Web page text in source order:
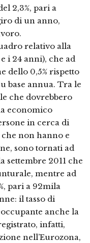
2,3%, pari a
di un anno,
relativo alla
i 24 anni), che ad
dello 0,5% rispetto
base annua. Tra le
che dovrebbero
economico
in cerca di
non hanno e
sono tornati ad
settembre 2011 che
mentre ad
pari a 92mila
il tasso di
anche la
infatti,
nell’Eurozona,